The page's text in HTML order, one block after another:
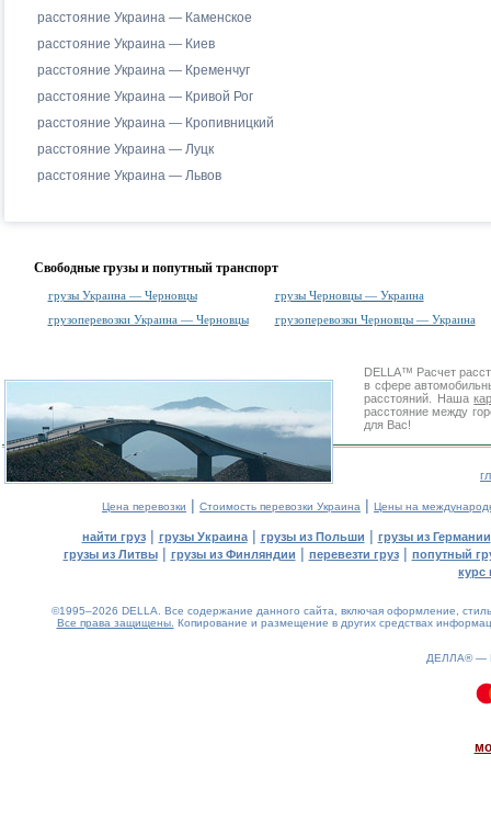
расстояние Украина — Каменское
расстояние Украина — Киев
расстояние Украина — Кременчуг
расстояние Украина — Кривой Рог
расстояние Украина — Кропивницкий
расстояние Украина — Луцк
расстояние Украина — Львов
Свободные грузы и попутный транспорт
грузы Украина — Черновцы
грузы Черновцы — Украина
грузоперевозки Украина — Черновцы
грузоперевозки Черновцы — Украина
DELLA™ Расчет
в сфере
расстояний. Наша
расстояние между
для Вас!
Цена перевозки | Стоимость перевозки Украина | Цены на
найти груз| грузы Украина| грузы из Польши | грузы из Германии
грузы из Литвы| грузы из Финляндии | перевезти груз| попутный
курс
©1995–2026 DELLA. Все содержание данного сайта, включая оформление,
Все права защищены. Копирование и размещение в других средствах
ДЕЛЛА® —